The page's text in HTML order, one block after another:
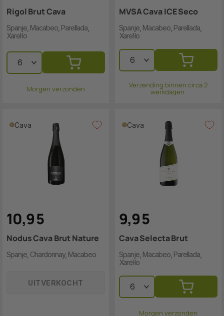
Rigol Brut Cava
Spanje, Macabeo, Parellada,
Xarel·lo
Morgen verzonden
MVSA Cava ICE Seco
Spanje, Macabeo, Parellada,
Xarel·lo
Verzending binnen circa 2
werkdagen.
Cava
10,95
Nodus Cava Brut Nature
Spanje, Chardonnay, Macabeo
UITVERKOCHT
Cava
9,95
Cava Selecta Brut
Spanje, Macabeo, Parellada,
Xarel·lo
Morgen verzonden